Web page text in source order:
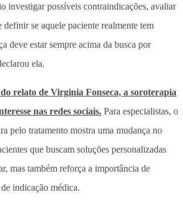
investigar possíveis contraindicações, avaliar
definir se aquele paciente realmente tem
deve estar sempre acima da busca por
ela.
relato de Virginia Fonseca, a soroterapia
nas redes sociais. Para especialistas, o
pelo tratamento mostra uma mudança no
que buscam soluções personalizadas
mas também reforça a importância de
indicação médica.